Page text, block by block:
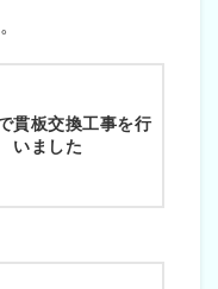
貫板交換工事を行
いました